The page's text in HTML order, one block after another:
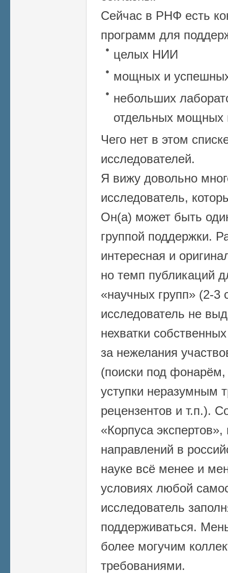
Сейчас в РНФ есть
программ для
целых НИИ
мощных и
небольших
отдельных мощных
Чего нет в этом
исследователей.
Я вижу довольно
исследователь,
Он(а) может быть
группой поддержки.
интересная и
но темп публикаций
«научных групп» (2-3
исследователь не
нехватки
за нежелания
(поиски под фонарём,
уступки неразумным
рецензентов и т.п.).
«Корпуса
направлений в
науке всё менее и
условиях любой
исследователь
поддерживаться.
более могучим
требованиями.